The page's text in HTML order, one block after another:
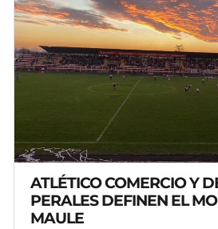
ATLÉTICO COMERCIO Y
PERALES DEFINEN EL
MAULE